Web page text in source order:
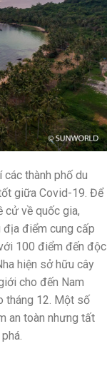
thành phố du
giữa Covid-19. Để
cử về quốc gia,
địa điểm cung cấp
100 điểm đến độc
hiện sở hữu cây
cho đến Nam
tháng 12. Một số
an toàn nhưng tất